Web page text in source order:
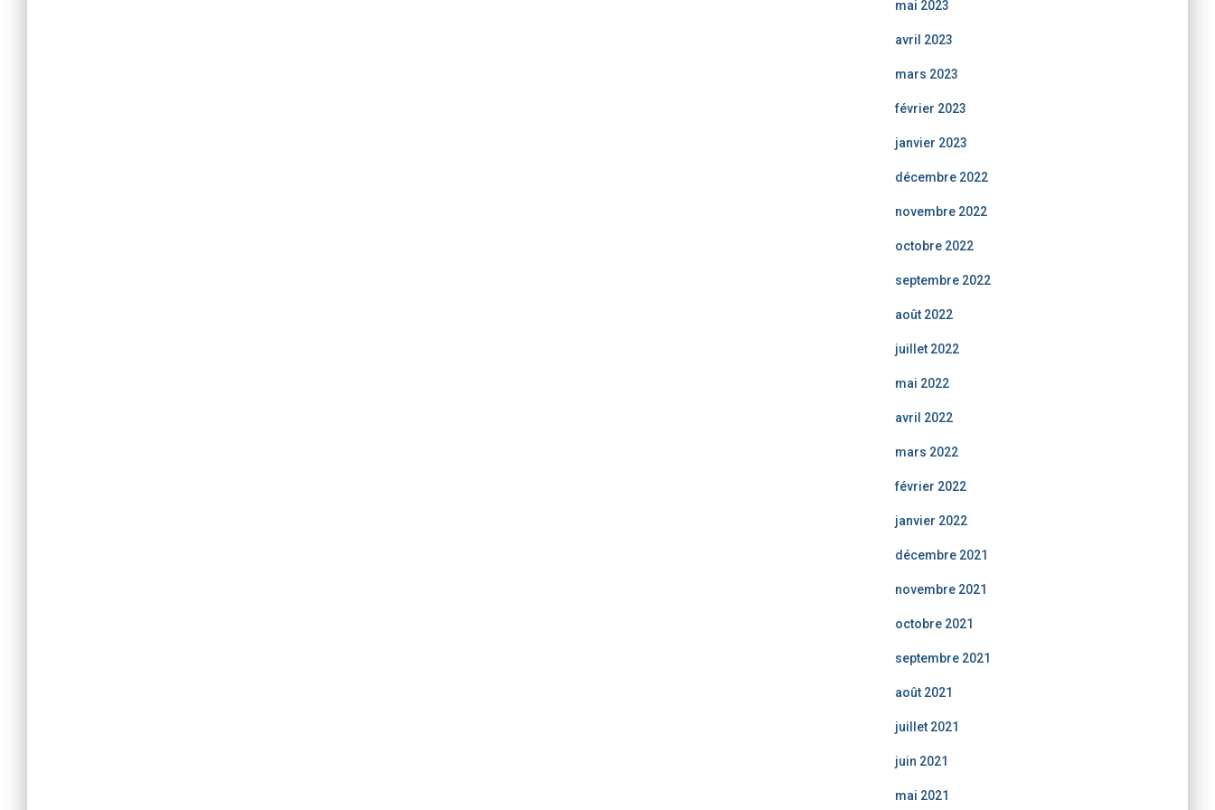
mai 2023
avril 2023
mars 2023
février 2023
janvier 2023
décembre 2022
novembre 2022
octobre 2022
septembre 2022
août 2022
juillet 2022
mai 2022
avril 2022
mars 2022
février 2022
janvier 2022
décembre 2021
novembre 2021
octobre 2021
septembre 2021
août 2021
juillet 2021
juin 2021
mai 2021